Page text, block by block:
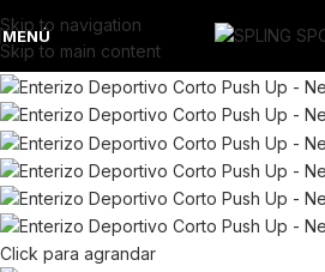
Skip to navigation
Skip to main content
MENÚ
Click para agrandar